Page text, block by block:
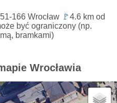
166 Wrocław 🚩4.6 km od
być ograniczony (np.
bramkami)
Wrocławia